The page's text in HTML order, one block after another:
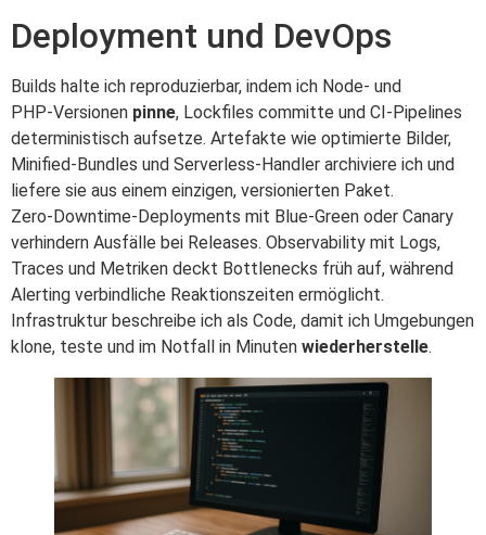
Deployment und DevOps
Builds halte ich reproduzierbar, indem ich Node‑ und
PHP‑Versionen pinne, Lockfiles committe und CI‑Pipelines
deterministisch aufsetze. Artefakte wie optimierte Bilder,
Minified‑Bundles und Serverless‑Handler archiviere ich und
liefere sie aus einem einzigen, versionierten Paket.
Zero‑Downtime‑Deployments mit Blue‑Green oder Canary
verhindern Ausfälle bei Releases. Observability mit Logs,
Traces und Metriken deckt Bottlenecks früh auf, während
Alerting verbindliche Reaktionszeiten ermöglicht.
Infrastruktur beschreibe ich als Code, damit ich Umgebungen
klone, teste und im Notfall in Minuten wiederherstelle.